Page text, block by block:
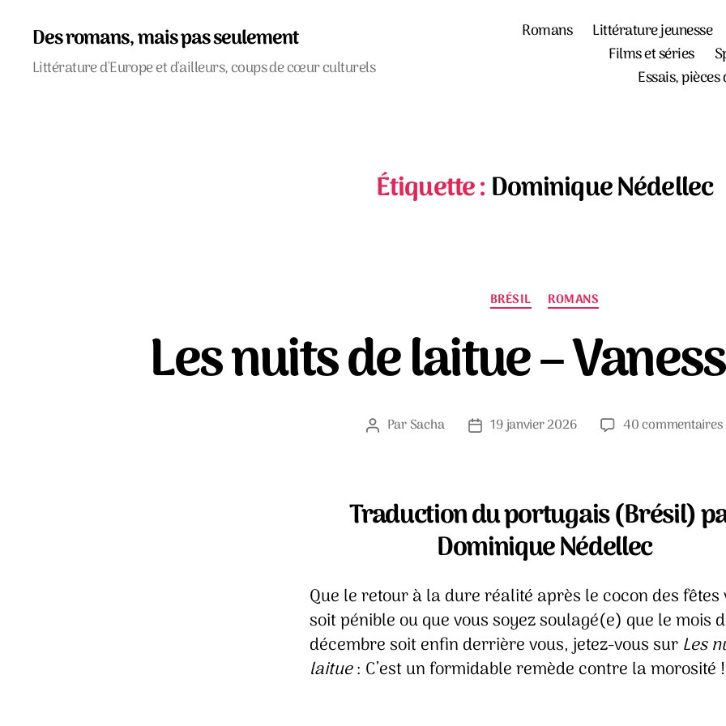
Des romans, mais pas seulement
Littérature d'Europe et d'ailleurs, coups de cœur culturels
Romans Littérature jeunesse
Films et séries
Essais,
Étiquette :Dominique Nédellec
Catégories
BRÉSIL ROMANS
Les nuits de laitue –
Auteur
ParSacha
Date19 janvier 2026 40 commentaires
Traduction du portugais (Brésil)
Dominique Nédellec
Que le retour à la dure réalité après le cocon des fêtes
soit pénible ou que vous soyez soulagé(e) que le mois
décembre soit enfin derrière vous, jetez-vous sur Les
laitue: C’est un formidable remède contre la morosité !